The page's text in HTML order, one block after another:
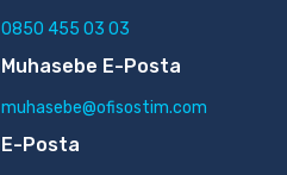
0850 455 03 03
Muhasebe E-Posta
muhasebe@ofisostim.com
E-Posta